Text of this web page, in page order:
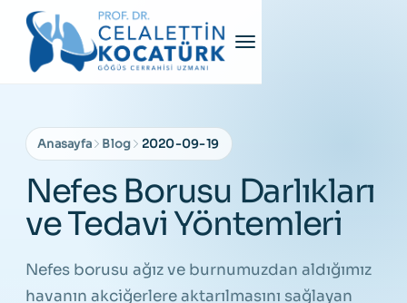
Anasayfa Blog 2020-09-19
Nefes Borusu Darlıkları
ve Tedavi Yöntemleri
Nefes borusu ağız ve burnumuzdan aldığımız
havanın akciğerlere aktarılmasını sağlayan